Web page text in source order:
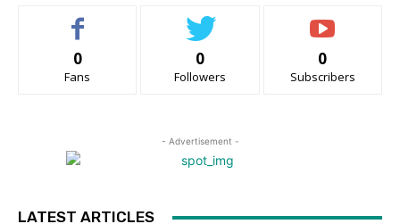
0
Fans
0
Followers
0
Subscribers
- Advertisement -
LATEST ARTICLES